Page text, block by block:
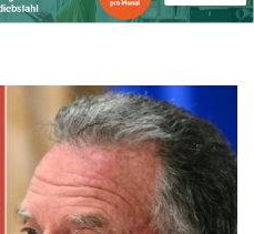
BIF 3457.859125
BMD 1.155508
BRL 5.938617
BSD 1.154928
BTN 109.794748
BWP 15.661517
BYN 3.415745
BYR